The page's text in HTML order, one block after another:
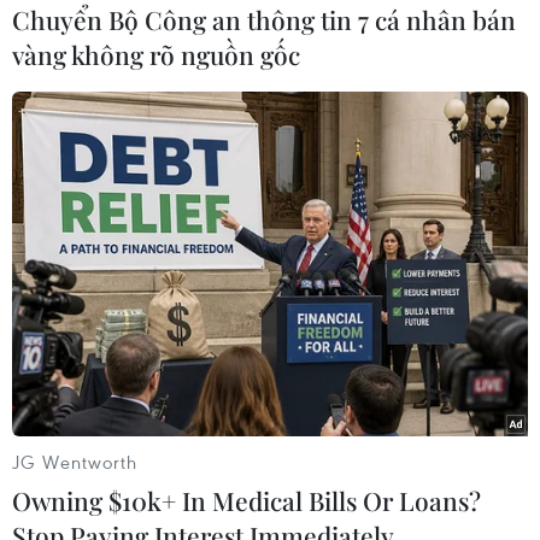
#Khám nghiệm tử thi
Cà Mau Hàn Quốc
Theo dõi VietnamPlus
TIN LIÊN QUAN
Chuyển Bộ Công an thông tin 7 cá nhân bán
vàng không rõ nguồn gốc
JG Wentworth
Owning $10k+ In Medical Bills Or Loans?